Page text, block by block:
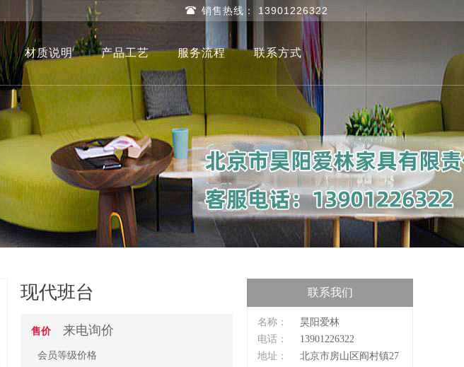
销售热线： 13901226322
材质说明 产品工艺 服务流程 联系方式
现代班台
售价 来电询价
会员等级价格
联系我们
名称：
昊阳爱林
电话：
13901226322
地址：
北京市房山区阎村镇27